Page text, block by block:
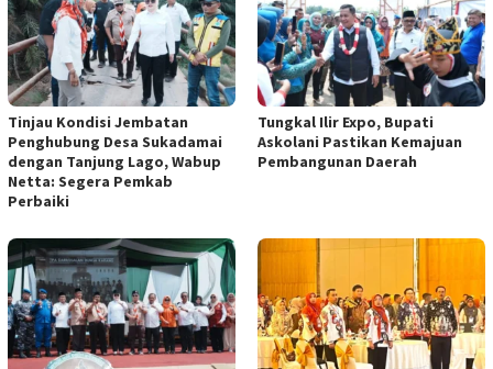
Tinjau Kondisi Jembatan
Penghubung Desa Sukadamai
dengan Tanjung Lago, Wabup
Netta: Segera Pemkab
Perbaiki
Tungkal Ilir Expo, Bupati
Askolani Pastikan Kemajuan
Pembangunan Daerah